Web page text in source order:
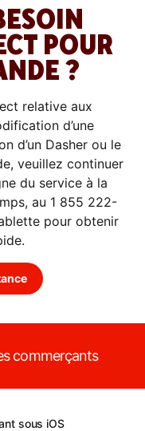
POUR
?
relative aux
d’une
d’un Dasher ou le
veuillez continuer
du service à la
au 1 855 222-
pour obtenir
commerçants
sous iOS